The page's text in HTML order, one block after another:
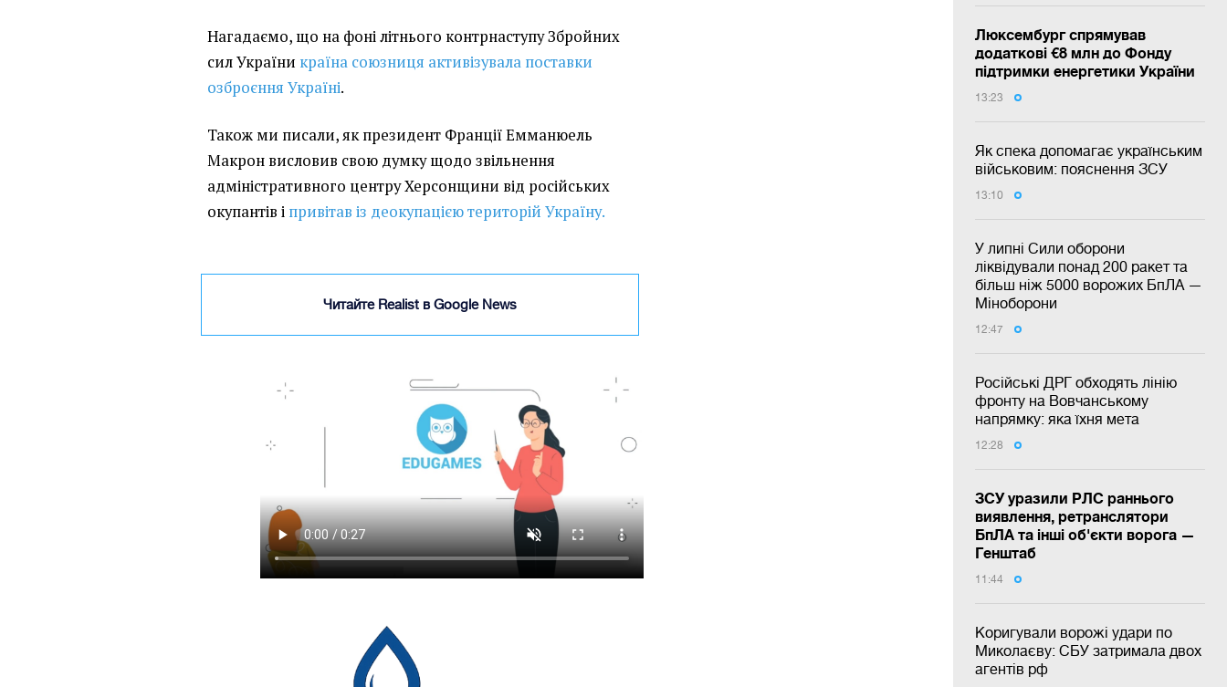
Люксембург спрямував
додаткові €8 млн до Фонду
підтримки енергетики України
13:23
Як спека допомагає українським
військовим: пояснення ЗСУ
13:10
У липні Сили оборони
ліквідували понад 200 ракет та
більш ніж 5000 ворожих БпЛА —
Міноборони
12:47
Російські ДРГ обходять лінію
фронту на Вовчанському
напрямку: яка їхня мета
12:28
ЗСУ уразили РЛС раннього
виявлення, ретранслятори
БпЛА та інші об'єкти ворога —
Генштаб
11:44
Коригували ворожі удари по
Миколаєву: СБУ затримала двох
агентів рф
Нагадаємо, що на фоні літнього контрнаступу Збройних
сил України країна союзниця активізувала поставки
озброєння Україні.
Також ми писали, як президент Франції Емманюель
Макрон висловив свою думку щодо звільнення
адміністративного центру Херсонщини від російських
окупантів і привітав із деокупацією територій Україну.
Читайте Realist в Google News